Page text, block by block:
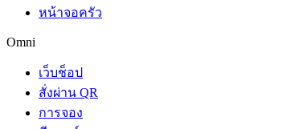
หน้าจอครัว
Omni
เว็บช็อป
สั่งผ่าน QR
การจอง